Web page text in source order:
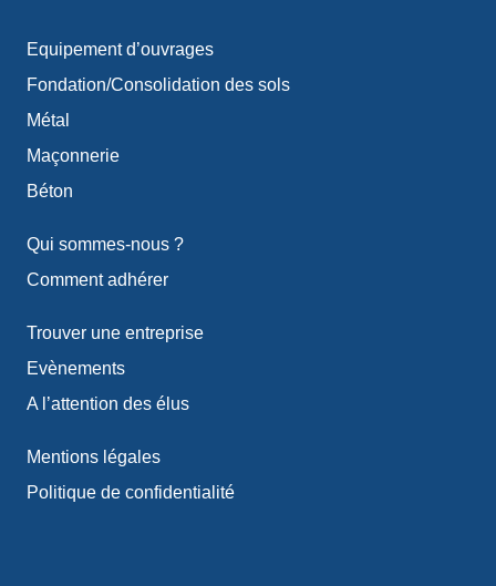
Equipement d’ouvrages
Fondation/Consolidation des sols
Métal
Maçonnerie
Béton
Qui sommes-nous ?
Comment adhérer
Trouver une entreprise
Evènements
A l’attention des élus
Mentions légales
Politique de confidentialité